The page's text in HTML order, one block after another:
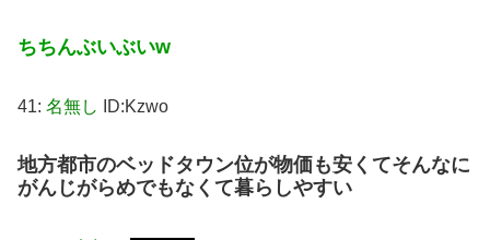
ちちんぶいぶいw
41: 名無し ID:Kzwo
地方都市のベッドタウン位が物価も安くてそんなに
がんじがらめでもなくて暮らしやすい